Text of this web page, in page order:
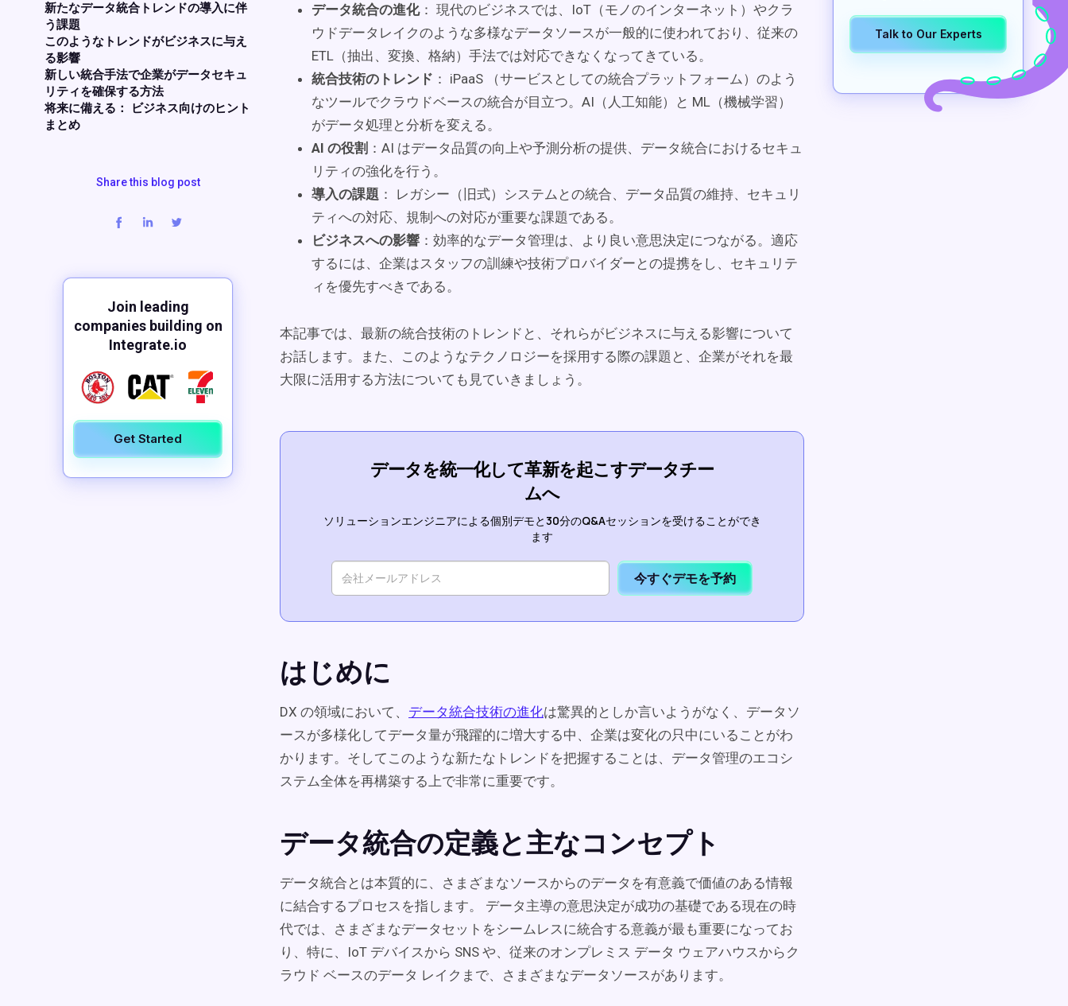
新たなデータ統合トレンドの導入に伴
う課題
このようなトレンドがビジネスに与え
る影響
新しい統合手法で企業がデータセキュ
リティを確保する方法
将来に備える： ビジネス向けのヒント
まとめ
Share this blog post
Join leading
companies building on
Integrate.io
Get Started
データ統合の進化： 現代のビジネスでは、IoT（モノのインターネット）やクラ
ウドデータレイクのような多様なデータソースが一般的に使われており、従来の
ETL（抽出、変換、格納）手法では対応できなくなってきている。
統合技術のトレンド ： iPaaS （サービスとしての統合プラットフォーム）のよう
なツールでクラウドベースの統合が目立つ。AI（人工知能）と ML（機械学習）
がデータ処理と分析を変える。
AI の役割 ：AI はデータ品質の向上や予測分析の提供、データ統合におけるセキュ
リティの強化を行う。
導入の課題 ： レガシー（旧式）システムとの統合、データ品質の維持、セキュリ
ティへの対応、規制への対応が重要な課題である。
ビジネスへの影響 ：効率的なデータ管理は、より良い意思決定につながる。適応
するには、企業はスタッフの訓練や技術プロバイダーとの提携をし、セキュリテ
ィを優先すべきである。
本記事では、最新の統合技術のトレンドと、それらがビジネスに与える影響について
お話します。また、このようなテクノロジーを採用する際の課題と、企業がそれを最
大限に活用する方法についても見ていきましょう。
データを統一化して革新を起こすデータチー
ムへ
ソリューションエンジニアによる個別デモと30分のQ&Aセッションを受けることができ
ます
今すぐデモを予約
はじめに
DX の領域において、 データ統合技術の進化は驚異的としか言いようがなく、データソ
ースが多様化してデータ量が飛躍的に増大する中、企業は変化の只中にいることがわ
かります。そしてこのような新たなトレンドを把握することは、データ管理のエコシ
ステム全体を再構築する上で非常に重要です。
データ統合の定義と主なコンセプト
データ統合とは本質的に、さまざまなソースからのデータを有意義で価値のある情報
に結合するプロセスを指します。 データ主導の意思決定が成功の基礎である現在の時
代では、さまざまなデータセットをシームレスに統合する意義が最も重要になってお
り、特に、IoT デバイスから SNS や、従来のオンプレミス データ ウェアハウスからク
ラウド ベースのデータ レイクまで、さまざまなデータソースがあります。
Talk to Our Experts